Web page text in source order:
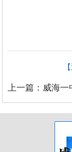
上一篇：威海